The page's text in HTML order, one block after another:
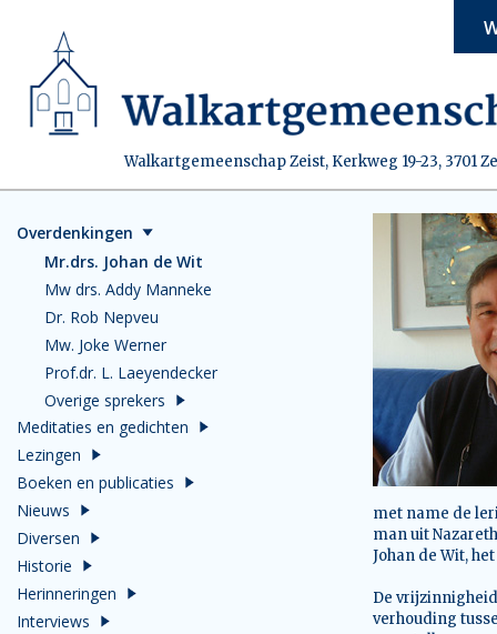
Walkartgemeenschap Zeist, Kerkweg 19-23, 3701
Overdenkingen
Mr.drs. Johan de Wit
Mw drs. Addy Manneke
Dr. Rob Nepveu
Mw. Joke Werner
Prof.dr. L. Laeyendecker
Overige sprekers
Meditaties en gedichten
Lezingen
Boeken en publicaties
Nieuws
Diversen
Historie
Herinneringen
Interviews
met name de
man uit
Johan de Wit,
De
verhouding